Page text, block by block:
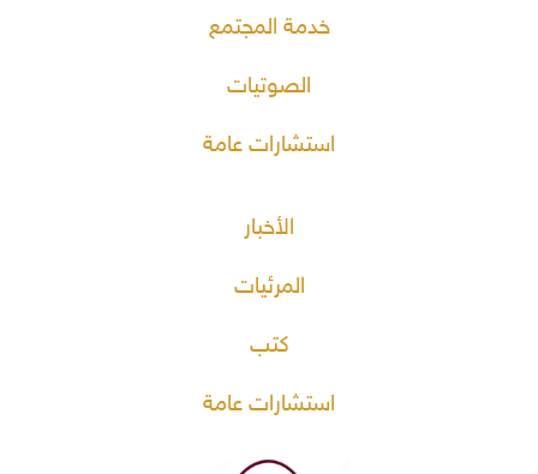
خدمة المجتمع
الصوتيات
استشارات عامة
الأخبار
المرئيات
كتب
استشارات عامة